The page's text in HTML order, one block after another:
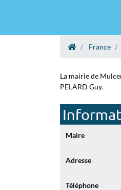
France
La mairie de
PELARD Guy.
Maire
Adresse
Téléphone